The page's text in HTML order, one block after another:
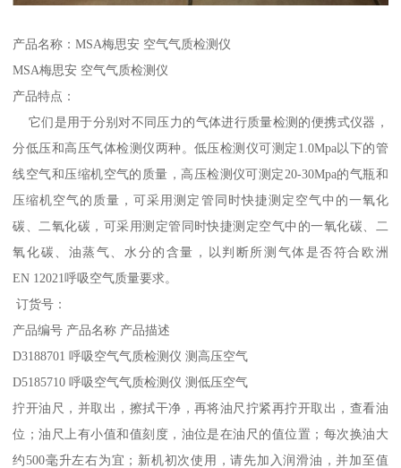
产品名称：MSA梅思安 空气气质检测仪
MSA梅思安 空气气质检测仪
产品特点：
它们是用于分别对不同压力的气体进行质量检测的便携式仪器，
分低压和高压气体检测仪两种。低压检测仪可测定1.0Mpa以下的管
线空气和压缩机空气的质量，高压检测仪可测定20-30Mpa的气瓶和
压缩机空气的质量，可采用测定管同时快捷测定空气中的一氧化
碳、二氧化碳，可采用测定管同时快捷测定空气中的一氧化碳、二
氧化碳、油蒸气、水分的含量，以判断所测气体是否符合欧洲
EN 12021呼吸空气质量要求。
订货号：
产品编号 产品名称 产品描述
D3188701 呼吸空气气质检测仪 测高压空气
D5185710 呼吸空气气质检测仪 测低压空气
拧开油尺，并取出，擦拭干净，再将油尺拧紧再拧开取出，查看油
位；油尺上有小值和值刻度，油位是在油尺的值位置；每次换油大
约500毫升左右为宜；新机初次使用，请先加入润滑油，并加至值